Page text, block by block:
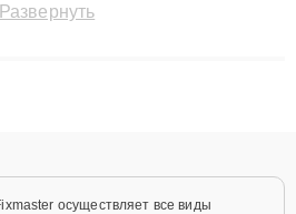
3 лет. Наши мастера решают
Развернуть
осуществляет все виды